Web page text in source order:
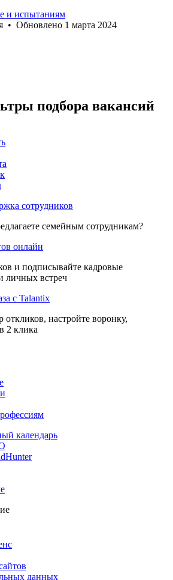
и испытаниям
• Обновлено 1 марта 2024
подбора вакансий
сотрудников
семейным сотрудникам?
онлайн
и подписывайте кадровые
личных встреч
с Talantix
откликов, настройте воронку,
2 клика
календарь
данных